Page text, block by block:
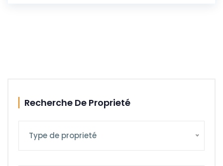
Recherche De Proprieté
Type de proprieté